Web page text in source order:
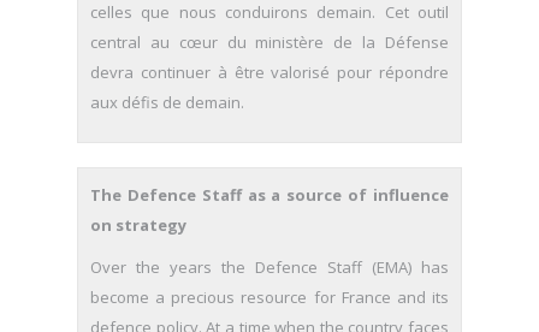
celles que nous conduirons demain. Cet outil
central au cœur du ministère de la Défense
devra continuer à être valorisé pour répondre
aux défis de demain.
The Defence Staff as a source of influence
on strategy
Over the years the Defence Staff (EMA) has
become a precious resource for France and its
defence policy. At a time when the country faces